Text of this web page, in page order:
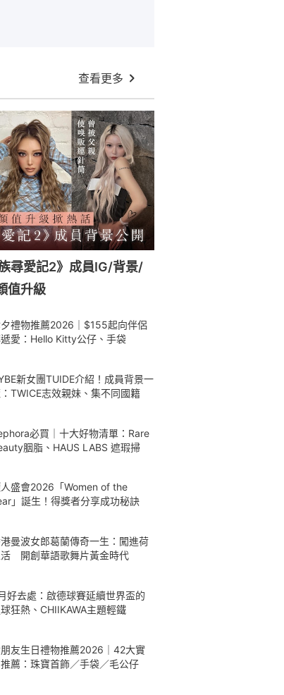
查看更多
尋愛記2》成員IG/背景/
值升級
禮物推薦2026｜$155起向伴侶
愛：Hello Kitty公仔、手袋
新女團TUIDE介紹！成員背景一
TWICE志效親妹、集不同國籍
必買｜十大好物清單：Rare
胭脂、HAUS LABS 遮瑕掃
盛會2026「Women of the
」誕生！得獎者分享成功秘訣
曼波女郎葛蘭傳奇一生：闖進荷
開創華語歌舞片黃金時代
好去處：啟德球賽延續世界盃的
狂熱、CHIIKAWA主題輕鐵
友生日禮物推薦2026｜42大實
薦：珠寶首飾／手袋／毛公仔